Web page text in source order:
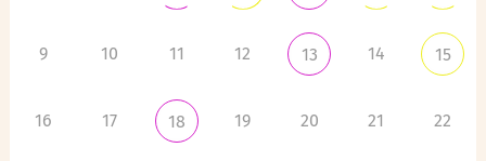
9 10 11 12 13 14 15
16 17 18 19 20 21 22